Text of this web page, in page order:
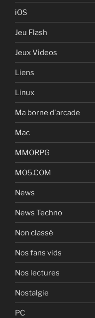
iOS
Jeu Flash
Jeux Videos
Liens
Linux
Ma borne d'arcade
Mac
MMORPG
MO5.COM
News
News Techno
Non classé
Nos fans vids
Nos lectures
Nostalgie
PC